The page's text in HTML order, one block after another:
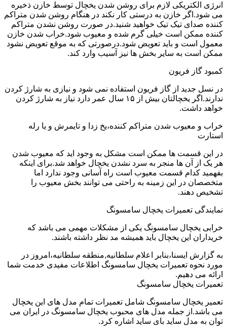
انرژی الکتریکی لازم برای روشن شدن یخچال توسط خازن ذخیره
می شود.اگر خازن به درستی کار نکند در هنگام روشن شدن متراکم
کننده صدای تیک تیک خواهید شنید.در صورت روشن نشدن متراکم
کننده ممکن است خیلی گرم شده و معیوب شود.خراب شدن خازن
معمول است و باید تعویض شود.درصورتی که به موقع تعویض نشود
ممکن است به سایر بخش ها نیز آسیب وارد کند.
کمبود گاز فریون
در نسل جدید از گاز فریون استفاده نمی شود و نیازی به شارژ کردن
ندارند.اگر یخچالتان بیش از ۱۵ سال عمر دارد نیاز به شارژ کردن
خواهد داشت.
خراب و معیوب شدن متراکم کننده،یخ زدا و تایمرش و یا رله
استارت
در این قسمت ها ممکن است مشکل به وجود اید که معیوب شدن
هر یک از آن ها منجر به سرد نشدن یخچال خواهد شد.برای اینکه
بفهمید کدام قسمت معیوب است راه آسانی وجود ندارد اما
متخصصان در این زمینه به راحتی می توانند بخش معیوب را
تشخیص دهند.
نمایندگی تعمیرات یخچال سامسونگ
خرابی یخچال سامسونگ یکی از مشکلات مهمی می باشد که
خریداران این یخچال باید همیشه مد نظر داشته باشند.
به گزارش ایسنا،بنابر اعلام سلطانیه,منطقه سلطانیه،امروز در
مورد نحوه تعمیرات یخچال سامسونگ اطلاعات مفیدی خدمت شما
ارائه می دهیم.
تعمیرات یخچال سامسونگ
تعمیر یخچال سامسونگ شامل تعمیرات تمام مدل های این یخچال
می باشد.از جمله مدل های محبوب یخچال سامسونگ در ایران می
توان به مدل ساید بای ساید اشاره کرد.